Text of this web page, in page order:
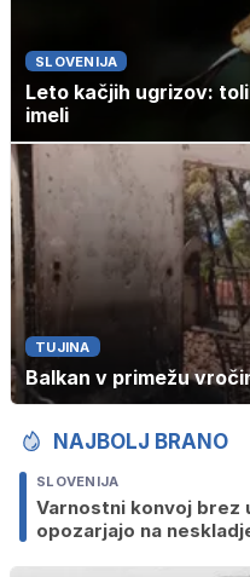
SLOVENIJA
Leto kačjih ugrizov:
imeli
TUJINA
Balkan v primežu
NAJBOLJ BRANO
SLOVENIJA
Varnostni konvoj brez
opozarjajo na